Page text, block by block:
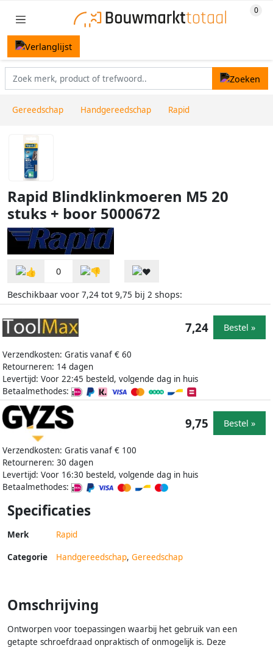
Gereedschap Handgereedschap Rapid
Rapid Blindklinkmoeren M5 20
stuks + boor 5000672
0
Beschikbaar voor 7,24 tot 9,75 bij 2 shops:
Verzendkosten: Gratis vanaf € 60
Retourneren: 14 dagen
Levertijd: Voor 22:45 besteld, volgende dag in huis
Betaalmethodes:
7,24 Bestel »
Verzendkosten: Gratis vanaf € 100
Retourneren: 30 dagen
Levertijd: Voor 16:30 besteld, volgende dag in huis
Betaalmethodes:
9,75 Bestel »
Specificaties
Merk Rapid
Categorie Handgereedschap, Gereedschap
Omschrijving
Ontworpen voor toepassingen waarbij het gebruik van een
getapte schroefdraad onpraktisch of onmogelijk is. Deze